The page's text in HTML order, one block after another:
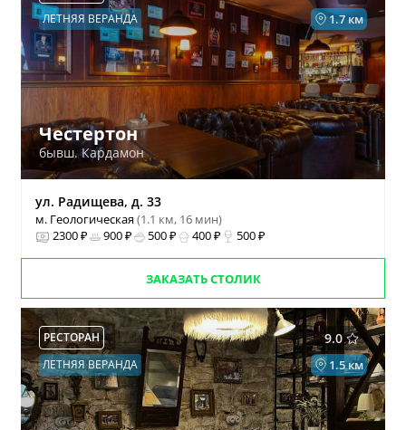
1.7 км
ЛЕТНЯЯ ВЕРАНДА
Честертон
бывш. Кардамон
ул. Радищева, д. 33
м. Геологическая(1.1 км, 16 мин)
2300 ₽
900 ₽ 500 ₽ 400 ₽ 500 ₽
ЗАКАЗАТЬ СТОЛИК
9.0
РЕСТОРАН
1.5 км
ЛЕТНЯЯ ВЕРАНДА